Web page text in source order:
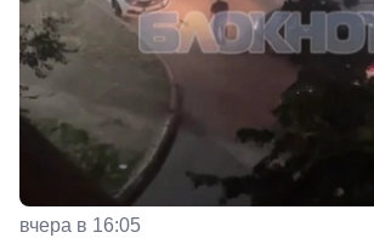
вчера в 16:05